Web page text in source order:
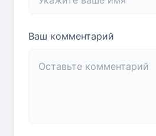
Ваш комментарий